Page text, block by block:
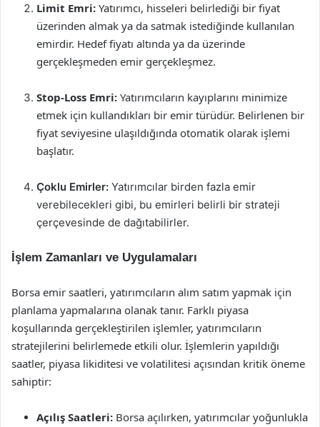
Limit Emri: Yatırımcı, hisseleri belirlediği bir fiyat
üzerinden almak ya da satmak istediğinde kullanılan
emirdir. Hedef fiyatı altında ya da üzerinde
gerçekleşmeden emir gerçekleşmez.
Stop-Loss Emri: Yatırımcıların kayıplarını minimize
etmek için kullandıkları bir emir türüdür. Belirlenen bir
fiyat seviyesine ulaşıldığında otomatik olarak işlemi
başlatır.
Çoklu Emirler: Yatırımcılar birden fazla emir
verebilecekleri gibi, bu emirleri belirli bir strateji
çerçevesinde de dağıtabilirler.
İşlem Zamanları ve Uygulamaları
Borsa emir saatleri, yatırımcıların alım satım yapmak için
planlama yapmalarına olanak tanır. Farklı piyasa
koşullarında gerçekleştirilen işlemler, yatırımcıların
stratejilerini belirlemede etkili olur. İşlemlerin yapıldığı
saatler, piyasa likiditesi ve volatilitesi açısından kritik öneme
sahiptir:
Açılış Saatleri: Borsa açılırken, yatırımcılar yoğunlukla